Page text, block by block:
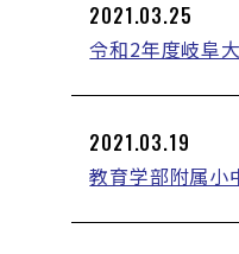
2021.03.25
令和2年度岐阜
2021.03.19
教育学部附属小